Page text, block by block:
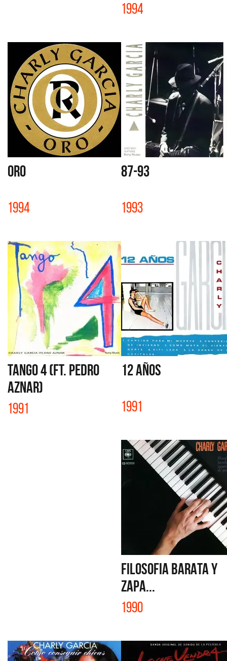
1994
ORO
1994
87-93
1993
TANGO 4 (FT. PEDRO
AZNAR)
1991
12 AÑOS
1991
FILOSOFIA BARATA Y
ZAPA...
1990